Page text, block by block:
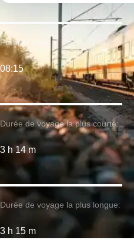
Durée de voyage la plus courte:
3 h 14 m
Premier train:
08:15
Durée de voyage la plus longue:
3 h 15 m